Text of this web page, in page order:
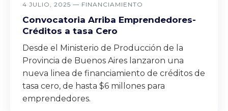
4 JULIO, 2025 — FINANCIAMIENTO
Convocatoria Arriba Emprendedores-
Créditos a tasa Cero
Desde el Ministerio de Producción de la
Provincia de Buenos Aires lanzaron una
nueva linea de financiamiento de créditos de
tasa cero, de hasta $6 millones para
emprendedores.